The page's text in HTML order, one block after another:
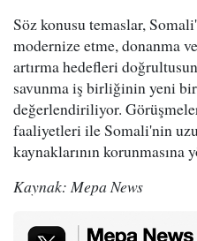
Söz konusu temaslar,
modernize etme, donanma
artırma hedefleri
savunma iş birliğinin yeni bir
değerlendiriliyor.
faaliyetleri ile Somali'nin
kaynaklarının korunmasına
Kaynak: Mepa News